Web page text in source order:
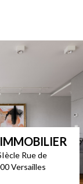
Rue de
Versailles